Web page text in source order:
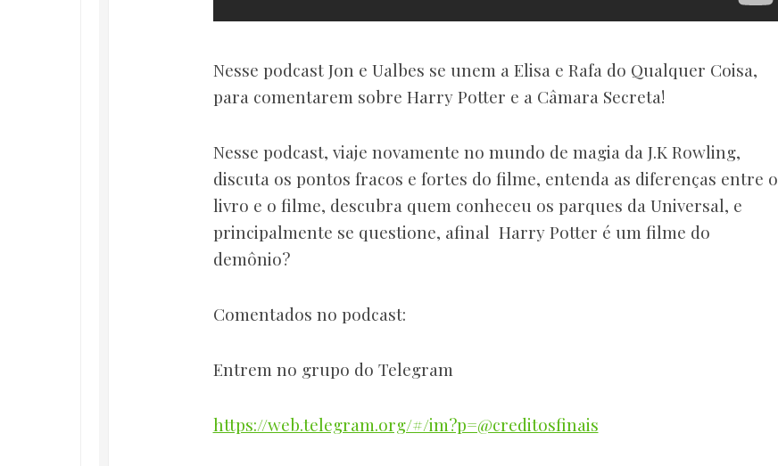
Nesse podcast Jon e Ualbes se unem a Elisa e Rafa do Qualquer Coisa,
para comentarem sobre Harry Potter e a Câmara Secreta!
Nesse podcast, viaje novamente no mundo de magia da J.K Rowling,
discuta os pontos fracos e fortes do filme, entenda as diferenças entre o
livro e o filme, descubra quem conheceu os parques da Universal, e
principalmente se questione, afinal Harry Potter é um filme do
demônio?
Comentados no podcast:
Entrem no grupo do Telegram
https://web.telegram.org/#/im?p=@creditosfinais